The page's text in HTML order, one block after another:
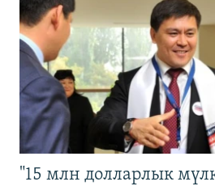
"15 млн долларлык